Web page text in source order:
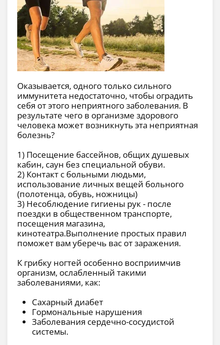
Оказывается, одного только сильного
иммунитета недостаточно, чтобы оградить
себя от этого неприятного заболевания. В
результате чего в организме здорового
человека может возникнуть эта неприятная
болезнь?
1) Посещение бассейнов, общих душевых
кабин, саун без специальной обуви.
2) Контакт с больными людьми,
использование личных вещей больного
(полотенца, обувь, ножницы)
3) Несоблюдение гигиены рук - после
поездки в общественном транспорте,
посещения магазина,
кинотеатра.Выполнение простых правил
поможет вам уберечь вас от заражения.
К грибку ногтей особенно восприимчив
организм, ослабленный такими
заболеваниями, как:
Сахарный диабет
Гормональные нарушения
Заболевания сердечно-сосудистой
системы.